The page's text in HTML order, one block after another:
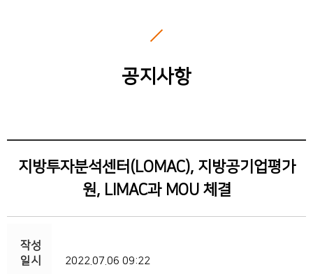
공지사항
지방투자분석센터(LOMAC), 지방공기업평가
원, LIMAC과 MOU 체결
2022.07.06 09:22